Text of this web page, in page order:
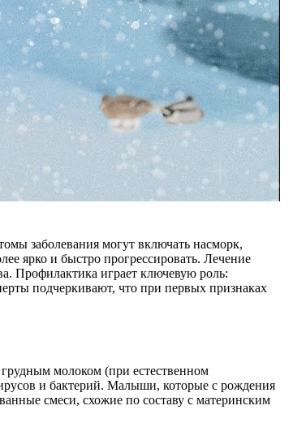
заболевания могут включать насморк,
ярко и быстро прогрессировать. Лечение
Профилактика играет ключевую роль:
подчеркивают, что при первых признаках
молоком (при естественном
и бактерий. Малыши, которые с рождения
смеси, схожие по составу с материнским